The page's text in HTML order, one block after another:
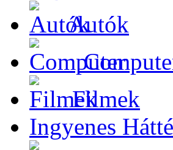
Autók
Filmek
Ingyenes